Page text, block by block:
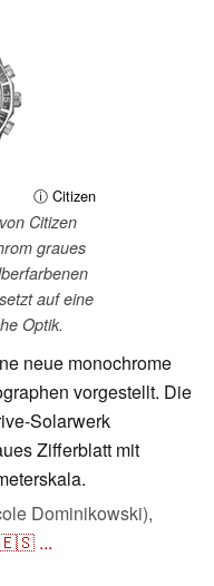
ⓘ Citizen
Citizen
graues
auf eine
Optik.
neue monochrome
vorgestellt. Die
Solarwerk
Zifferblatt mit
Dominikowski),
🇪🇸 ...